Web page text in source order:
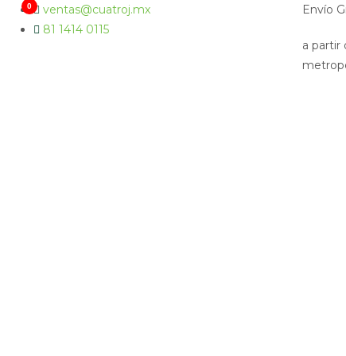
ventas@cuatroj.mx
81 1414 0115
Envío
a partir
0